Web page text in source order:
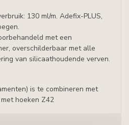
130 ml/m. Adefix-PLUS,
met een
overschilderbaar met alle
van silicaathoudende verven.
is te combineren met
hoeken Z42